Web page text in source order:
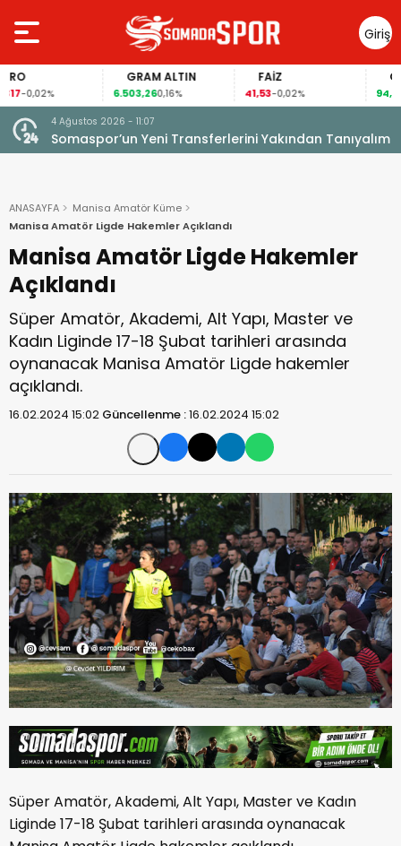
Giriş
Yap
GRAM ALTIN
0,16% -0,02%
GÜMÜŞ
0,10%
4 Ağustos 2026 - 11:07
Somaspor’un Yeni Transferlerini Yakından Tanıyalım
ANASAYFA
Manisa Amatör Küme
Manisa Amatör Ligde Hakemler Açıklandı
Manisa Amatör Ligde Hakemler
Açıklandı
Süper Amatör, Akademi, Alt Yapı, Master ve
Kadın Liginde 17-18 Şubat tarihleri arasında
oynanacak Manisa Amatör Ligde hakemler
açıklandı.
16.02.2024 15:02 Güncellenme :16.02.2024 15:02
Süper Amatör, Akademi, Alt Yapı, Master ve Kadın
Liginde 17-18 Şubat tarihleri arasında oynanacak